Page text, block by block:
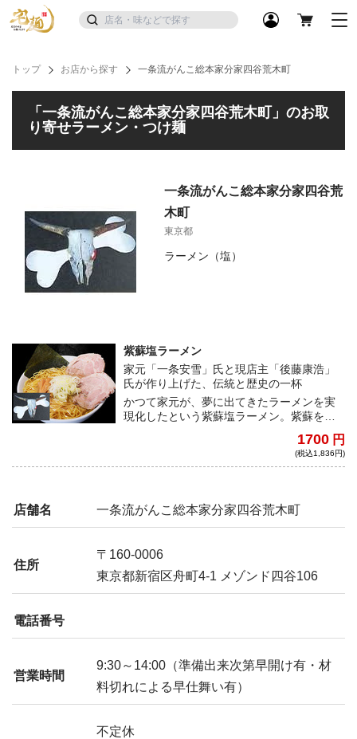
トップ お店から探す 一条流がんこ総本家分家四谷荒木町
「一条流がんこ総本家分家四谷荒木町」のお取
り寄せラーメン・つけ麺
一条流がんこ総本家分家四谷荒
木町
東京都
ラーメン（塩）
紫蘇塩ラーメン
家元「一条安雪」氏と現店主「後藤康浩」
氏が作り上げた、伝統と歴史の一杯
かつて家元が、夢に出てきたラーメンを実
現化したという紫蘇塩ラーメン。紫蘇を贅
1700 円
(税込1,836円)
店舗名 一条流がんこ総本家分家四谷荒木町
住所
〒160-0006
東京都新宿区舟町4-1 メゾンド四谷106
電話番号
営業時間
9:30～14:00（準備出来次第早開け有・材
料切れによる早仕舞い有）
不定休